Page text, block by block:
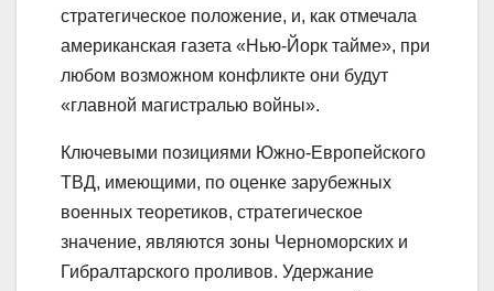
стратегическое положение, и, как отмечала
американская газета «Нью-Йорк тайме», при
любом возможном конфликте они будут
«главной магистралью войны».
Ключевыми позициями Южно-Европейского
ТВД, имеющими, по оценке зарубежных
военных теоретиков, стратегическое
значение, являются зоны Черноморских и
Гибралтарского проливов. Удержание